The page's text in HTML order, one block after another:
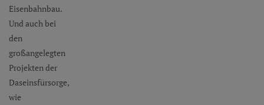
Eisenbahnbau.
Und auch bei
den
großangelegten
Projekten der
Daseinsfürsorge,
wie